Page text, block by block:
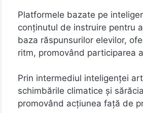
Platformele bazate pe
conținutul de instruire pentru
baza răspunsurilor elevilor,
ritm, promovând participarea
Prin intermediul inteligenței
schimbările climatice și
promovând acțiunea față de